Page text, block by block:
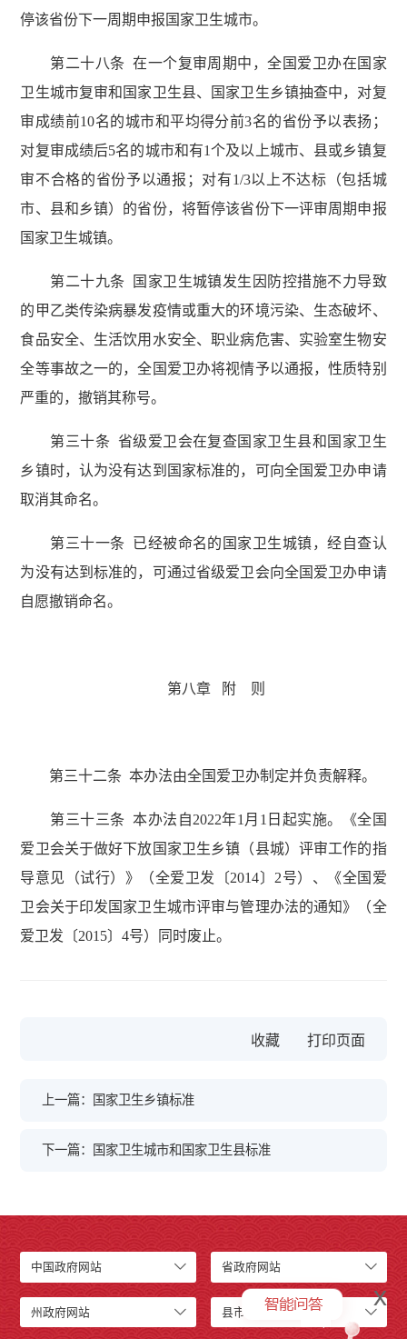
停该省份下一周期申报国家卫生城市。
第二十八条 在一个复审周期中，全国爱卫办在国家
卫生城市复审和国家卫生县、国家卫生乡镇抽查中，对复
审成绩前10名的城市和平均得分前3名的省份予以表扬；
对复审成绩后5名的城市和有1个及以上城市、县或乡镇复
审不合格的省份予以通报；对有1/3以上不达标（包括城
市、县和乡镇）的省份，将暂停该省份下一评审周期申报
国家卫生城镇。
第二十九条 国家卫生城镇发生因防控措施不力导致
的甲乙类传染病暴发疫情或重大的环境污染、生态破坏、
食品安全、生活饮用水安全、职业病危害、实验室生物安
全等事故之一的，全国爱卫办将视情予以通报，性质特别
严重的，撤销其称号。
第三十条 省级爱卫会在复查国家卫生县和国家卫生
乡镇时，认为没有达到国家标准的，可向全国爱卫办申请
取消其命名。
第三十一条 已经被命名的国家卫生城镇，经自查认
为没有达到标准的，可通过省级爱卫会向全国爱卫办申请
自愿撤销命名。
第八章 附 则
第三十二条 本办法由全国爱卫办制定并负责解释。
第三十三条 本办法自2022年1月1日起实施。《全国
爱卫会关于做好下放国家卫生乡镇（县城）评审工作的指
导意见（试行）》（全爱卫发〔2014〕2号）、《全国爱
卫会关于印发国家卫生城市评审与管理办法的通知》（全
爱卫发〔2015〕4号）同时废止。
收藏
上一篇：国家卫生乡镇标准
下一篇：国家卫生城市和国家卫生县标准
中国政府网站 省政府网站
州政府网站 县市政府网站
x